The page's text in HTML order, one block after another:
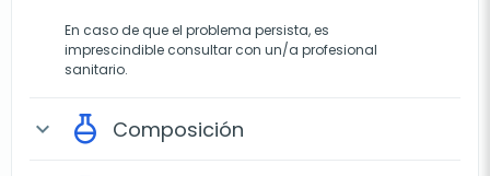
En caso de que el problema persista, es
imprescindible consultar con un/a profesional
sanitario.
expand_more Composición